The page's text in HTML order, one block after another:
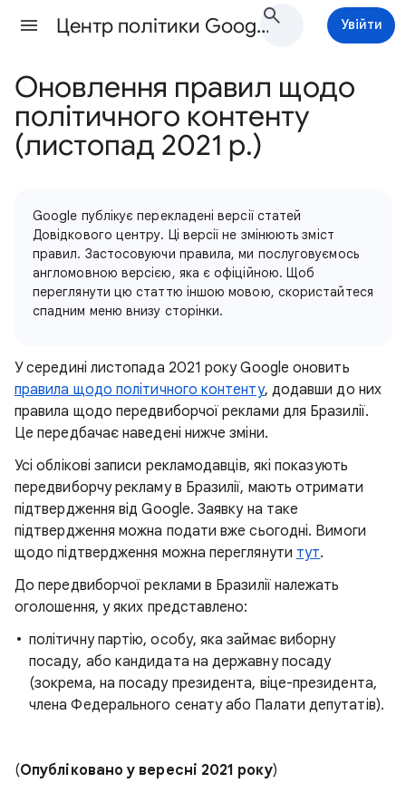
Центр політики Google Ads Довідка Увійти
Оновлення правил щодо
політичного контенту
(листопад 2021 р.)
Google публікує перекладені версії статей
Довідкового центру. Ці версії не змінюють зміст
правил. Застосовуючи правила, ми послуговуємось
англомовною версією, яка є офіційною. Щоб
переглянути цю статтю іншою мовою, скористайтеся
спадним меню внизу сторінки.
У середині листопада 2021 року Google оновить
правила щодо політичного контенту, додавши до них
правила щодо передвиборчої реклами для Бразилії.
Це передбачає наведені нижче зміни.
Усі облікові записи рекламодавців, які показують
передвиборчу рекламу в Бразилії, мають отримати
підтвердження від Google. Заявку на таке
підтвердження можна подати вже сьогодні. Вимоги
щодо підтвердження можна переглянути тут.
До передвиборчої реклами в Бразилії належать
оголошення, у яких представлено:
політичну партію, особу, яка займає виборну
посаду, або кандидата на державну посаду
(зокрема, на посаду президента, віце-президента,
члена Федерального сенату або Палати депутатів).
(Опубліковано у вересні 2021 року)